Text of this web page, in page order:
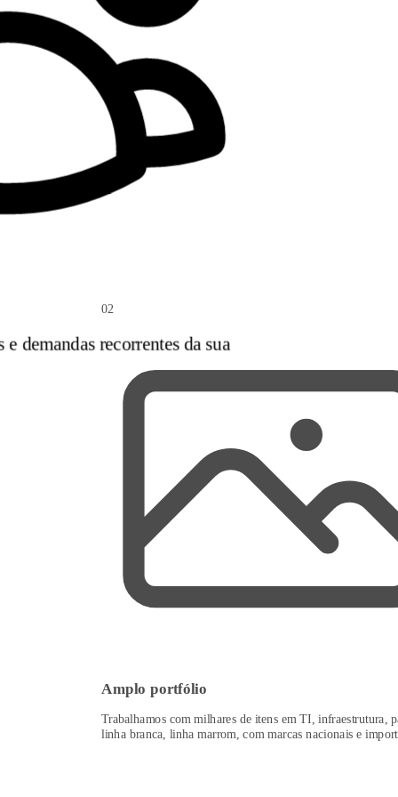
demandas recorrentes da sua
02
Amplo portfólio
Trabalhamos com milhares de itens em TI, infraestrutura,
linha branca, linha marrom, com marcas nacionais e